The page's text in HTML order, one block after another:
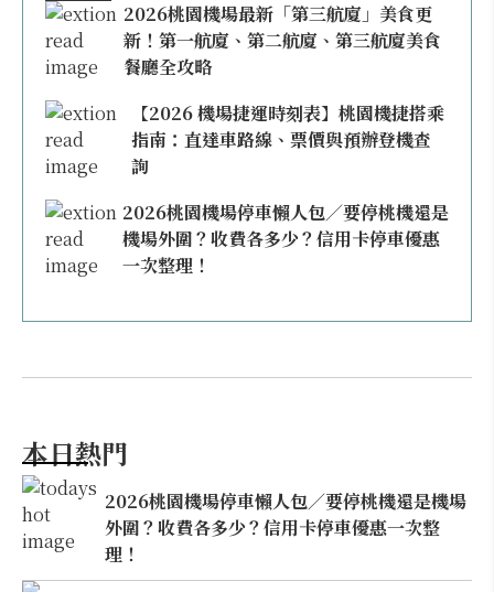
2026桃園機場最新「第三航廈」美食更
新！第一航廈、第二航廈、第三航廈美食
餐廳全攻略
【2026 機場捷運時刻表】桃園機捷搭乘
指南：直達車路線、票價與預辦登機查
詢
2026桃園機場停車懶人包／要停桃機還是
機場外圍？收費各多少？信用卡停車優惠
一次整理！
本日熱門
2026桃園機場停車懶人包／要停桃機還是機場
外圍？收費各多少？信用卡停車優惠一次整
理！